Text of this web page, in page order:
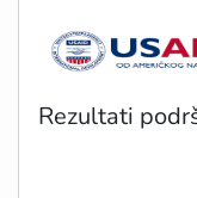
Rezultati